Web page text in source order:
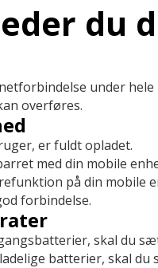
du
under
overføres.
er fuldt opladet.
med din mobile
på din mobile
forbindelse.
skal du
batterier, skal du